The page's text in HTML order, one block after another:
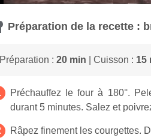
Préparation de la recette :
Préparation : 20 min | Cuisson : 15
Préchauffez le four à 180°.
durant 5 minutes. Salez et
Râpez finement les courgettes.